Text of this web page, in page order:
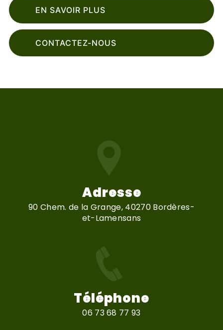
EN SAVOIR PLUS
CONTACTEZ-NOUS
Adresse
90 Chem. de la Grange, 40270 Bordères-
et-Lamensans
Téléphone
06 73 68 77 93